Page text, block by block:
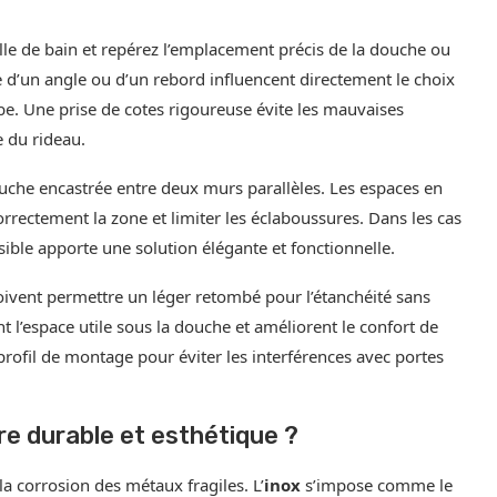
de bain et repérez l’emplacement précis de la douche ou
angle ou d’un rebord influencent directement le choix
Une prise de cotes rigoureuse évite les mauvaises
du rideau.
encastrée entre deux murs parallèles. Les espaces en
la zone et limiter les éclaboussures. Dans les cas
apporte une solution élégante et fonctionnelle.
permettre un léger retombé pour l’étanchéité sans
l’espace utile sous la douche et améliorent le confort de
de montage pour éviter les interférences avec portes
durable et esthétique ?
corrosion des métaux fragiles. L’inox s’impose comme le